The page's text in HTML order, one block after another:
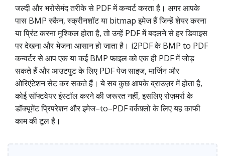
जल्दी और भरोसेमंद तरीके से PDF में कन्वर्ट करता है। अगर आपके
पास BMP स्कैन, स्क्रीनशॉट या bitmap इमेज हैं जिन्हें शेयर करना
या प्रिंट करना मुश्किल होता है, तो उन्हें PDF में बदलने से हर डिवाइस
पर देखना और भेजना आसान हो जाता है। i2PDF के BMP to PDF
कन्वर्टर से आप एक या कई BMP फाइल को एक ही PDF में जोड़
सकते हैं और आउटपुट के लिए PDF पेज साइज, मार्जिन और
ओरिएंटेशन सेट कर सकते हैं। ये सब कुछ आपके ब्राउज़र में होता है,
कोई सॉफ्टवेयर इंस्टॉल करने की जरूरत नहीं, इसलिए रोज़मर्रा के
डॉक्यूमेंट प्रिपरेशन और इमेज–to–PDF वर्कफ़्लो के लिए यह काफी
काम की टूल है।